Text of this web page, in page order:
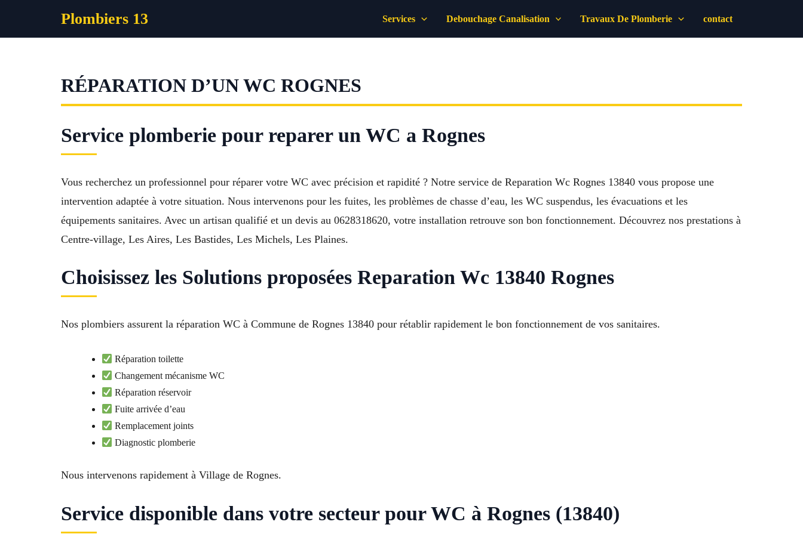
contenu
Plombiers 13 Services Debouchage Canalisation Travaux De Plomberie contact
RÉPARATION D’UN WC ROGNES
Service plomberie pour reparer un WC a Rognes
Vous recherchez un professionnel pour réparer votre WC avec précision et rapidité ? Notre service de Reparation Wc Rognes 13840 vous propose une
intervention adaptée à votre situation. Nous intervenons pour les fuites, les problèmes de chasse d’eau, les WC suspendus, les évacuations et les
équipements sanitaires. Avec un artisan qualifié et un devis au 0628318620, votre installation retrouve son bon fonctionnement. Découvrez nos prestations à
Centre-village, Les Aires, Les Bastides, Les Michels, Les Plaines.
Choisissez les Solutions proposées Reparation Wc 13840 Rognes
Nos plombiers assurent la réparation WC à Commune de Rognes 13840 pour rétablir rapidement le bon fonctionnement de vos sanitaires.
Réparation toilette
Changement mécanisme WC
Réparation réservoir
Fuite arrivée d’eau
Remplacement joints
Diagnostic plomberie
Nous intervenons rapidement à Village de Rognes.
Service disponible dans votre secteur pour WC à Rognes (13840)